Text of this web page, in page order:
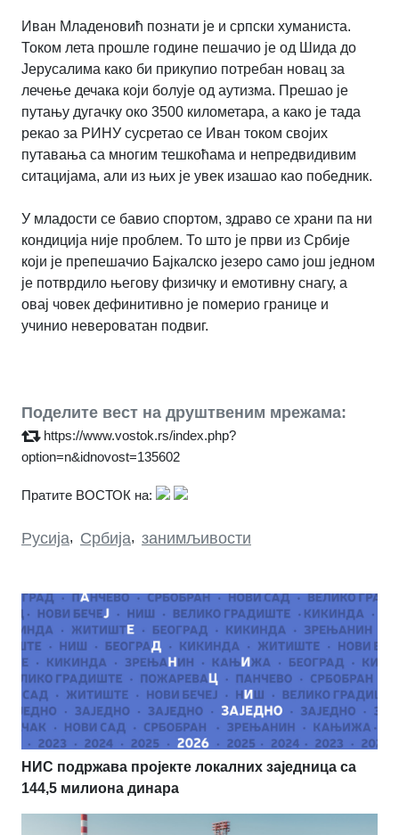
Иван Младеновић познати је и српски хуманиста.
Током лета прошле године пешачио је од Шида до
Јерусалима како би прикупио потребан новац за
лечење дечака који болује од аутизма. Прешао је
путању дугачку око 3500 километара, а како је тада
рекао за РИНУ сусретао се Иван током својих
путавања са многим тешкоћама и непредвидивим
ситацијама, али из њих је увек изашао као победник.
У младости се бавио спортом, здраво се храни па ни
кондиција није проблем. То што је први из Србије
који је препешачио Бајкалско језеро само још једном
је потврдило његову физичку и емотивну снагу, а
овај човек дефинитивно је померио границе и
учинио невероватан подвиг.
Поделите вест на друштвеним мрежама:
https://www.vostok.rs/index.php?
option=n&idnovost=135602
Пратите ВОСТОК на:
Русија, Србија, занимљивости
НИС подржава пројекте локалних заједница са
144,5 милиона динара